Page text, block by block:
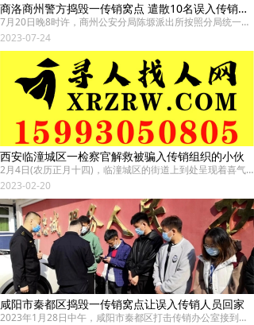
商洛商州警方捣毁一传销窝点 遣散10名误入传销人员
7月20日晚8时许，商州公安分局陈塬派出所按照分局统一安排部署，开展夏夜治安巡查宣防集中统一行动，在张坡社区发现一传销窝点，遣散10名误入传销组织的人员。
2023-07-24
西安临潼城区一检察官解救被骗入传销组织的小伙
2月4日(农历正月十四)，临潼城区的街道上到处呈现着喜气洋洋节日的氛围。“给你说叫你别跑，你偏要胡跑，这下让我逮住了，看你往哪儿跑?走，跟我回去!”一个青年男子在训斥这个胆怯的小伙子，说着就抬手打他……这一幕恰巧被正在散步的检察官龙国强撞见。
2023-02-20
咸阳市秦都区捣毁一传销窝点让误入传销人员回家
2023年1月28日中午，咸阳市秦都区打击传销办公室接到群众举报称：“在秦都辖区老彩虹小区内有一传销窝点”。区市场监管综合执法大队联合渭西市场监督管理所派驻组和彩虹派出所对老彩虹小区进行排查，捣毁一处非法传销组织窝点，成功解救出张某等十五人并依法将其带回审查。